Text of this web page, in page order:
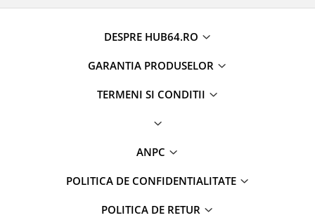
DESPRE HUB64.RO
GARANTIA PRODUSELOR
TERMENI SI CONDITII
ANPC
POLITICA DE CONFIDENTIALITATE
POLITICA DE RETUR